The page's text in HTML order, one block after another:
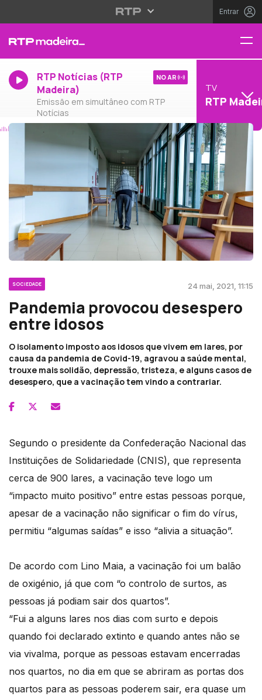
Entrar
RTP Notícias (RTP
Madeira)
Emissão em simultâneo com RTP
Notícias
NO AR
TV
RTP
SOCIEDADE 24 mai, 2021, 11:15
Pandemia provocou desespero
entre idosos
O isolamento imposto aos idosos que vivem em lares, por
causa da pandemia de Covid-19, agravou a saúde mental,
trouxe mais solidão, depressão, tristeza, e alguns casos de
desespero, que a vacinação tem vindo a contrariar.
Segundo o presidente da Confederação Nacional das
Instituições de Solidariedade (CNIS), que representa
cerca de 900 lares, a vacinação teve logo um
“impacto muito positivo” entre estas pessoas porque,
apesar de a vacinação não significar o fim do vírus,
permitiu “algumas saídas” e isso “alivia a situação”.
De acordo com Lino Maia, a vacinação foi um balão
de oxigénio, já que com “o controlo de surtos, as
pessoas já podiam sair dos quartos”.
“Fui a alguns lares nos dias com surto e depois
quando foi declarado extinto e quando antes não se
via vivalma, porque as pessoas estavam encerradas
nos quartos, no dia em que se abriram as portas dos
quartos para as pessoas poderem sair, era quase um